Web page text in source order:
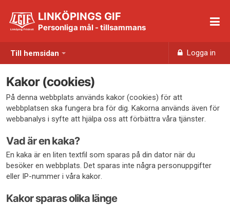
Till hemsidan Logga in
LINKÖPINGS GIF
Personliga mål - tillsammans
Kakor (cookies)
På denna webbplats används kakor (cookies) för att
webbplatsen ska fungera bra för dig. Kakorna används även för
webbanalys i syfte att hjälpa oss att förbättra våra tjänster.
Vad är en kaka?
En kaka är en liten textfil som sparas på din dator när du
besöker en webbplats. Det sparas inte några personuppgifter
eller IP-nummer i våra kakor.
Kakor sparas olika länge